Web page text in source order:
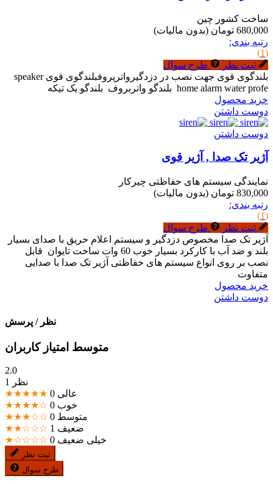
ساخت کشور چین
680,000 تومان
(بدون مالیات)
رتبه بندی:
(1)
ثبت نظر
طرح سوال
بلندگوی قوی جهت نصب در دزدگیرواترپروفبلندگوی قوی speaker
home alarm water profe بلندگو واتربروف بلندگو یک تیکه
خرید محصول
دوست داشتن
دوست داشتن
آژیر تک صدا , آژیر قوی
نمایندگی سیستم های حفاظتی چیرکار
830,000 تومان
(بدون مالیات)
رتبه بندی:
(1)
ثبت نظر
طرح سوال
آژیر تک صدا مخصوص دزدگیر و سیستم اعلام حریق با صدای بسیار
بلند و ضد آب با کارکرد بسیار خوب 60 وات ساخت تایوان قابل
نصب بر روی انواع سیستم های خفاظتی آژیر تک صدا با صدایی
متفاوت
خرید محصول
دوست داشتن
نظر / پرسش
متوسط امتیاز کاربران
2.0
1 نظر
★★★★★
عالی 0
★★★★☆
خوب 0
★★★☆☆
متوسط 0
★★☆☆☆
ضعیف 1
★☆☆☆☆
خیلی ضعیف 0
ثبت نظر
طرح سوال